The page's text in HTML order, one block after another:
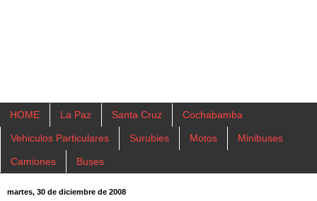
HOME La Paz Santa Cruz Cochabamba
Vehiculos Particulares Surubies Motos Minibuses
Camiones Buses
martes, 30 de diciembre de 2008